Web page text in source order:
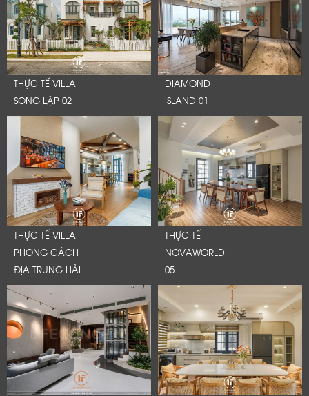
THỰC TẾ VILLA
SONG LẬP 02
DIAMOND
ISLAND 01
THỰC TẾ VILLA
PHONG CÁCH
ĐỊA TRUNG HẢI
THỰC TẾ
NOVAWORLD
05